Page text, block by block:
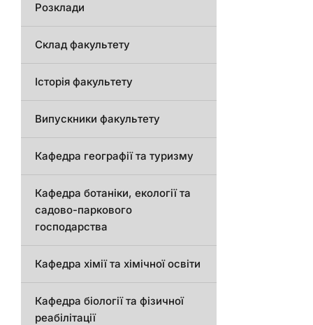
Розклади
Склад факультету
Історія факультету
Випускники факультету
Кафедра географії та туризму
Кафедра ботаніки, екології та
садово-паркового
господарства
Кафедра хімії та хімічної освіти
Кафедра біології та фізичної
реабілітації